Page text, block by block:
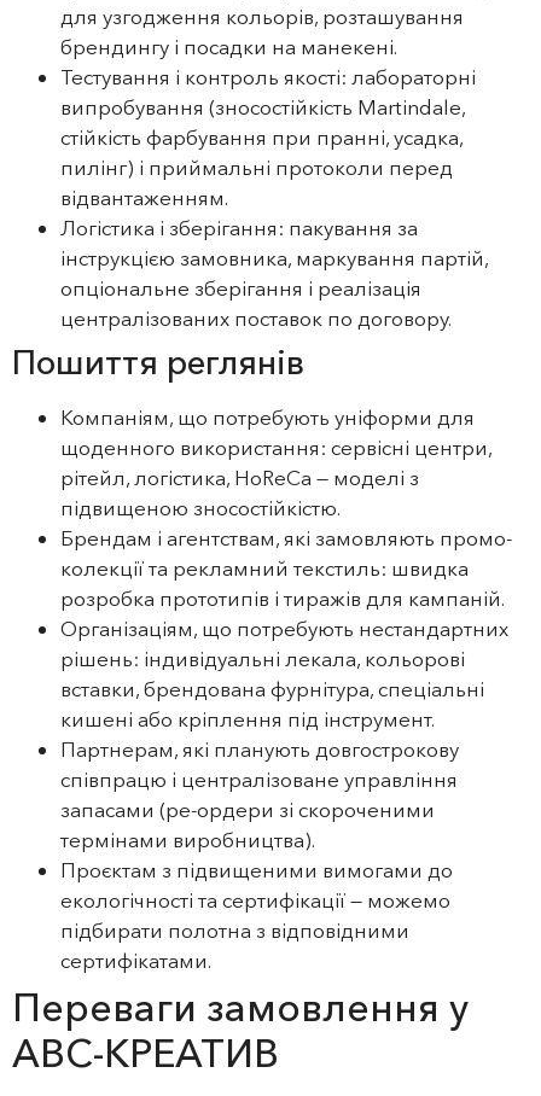
для узгодження кольорів, розташування
брендингу і посадки на манекені.
Тестування і контроль якості: лабораторні
випробування (зносостійкість Martindale,
стійкість фарбування при пранні, усадка,
пилінг) і приймальні протоколи перед
відвантаженням.
Логістика і зберігання: пакування за
інструкцією замовника, маркування партій,
опціональне зберігання і реалізація
централізованих поставок по договору.
Пошиття реглянів
Компаніям, що потребують уніформи для
щоденного використання: сервісні центри,
рітейл, логістика, HoReCa — моделі з
підвищеною зносостійкістю.
Брендам і агентствам, які замовляють промо-
колекції та рекламний текстиль: швидка
розробка прототипів і тиражів для кампаній.
Організаціям, що потребують нестандартних
рішень: індивідуальні лекала, кольорові
вставки, брендована фурнітура, спеціальні
кишені або кріплення під інструмент.
Партнерам, які планують довгострокову
співпрацю і централізоване управління
запасами (ре-ордери зі скороченими
термінами виробництва).
Проєктам з підвищеними вимогами до
екологічності та сертифікації — можемо
підбирати полотна з відповідними
сертифікатами.
Переваги замовлення у
АВС-КРЕАТИВ